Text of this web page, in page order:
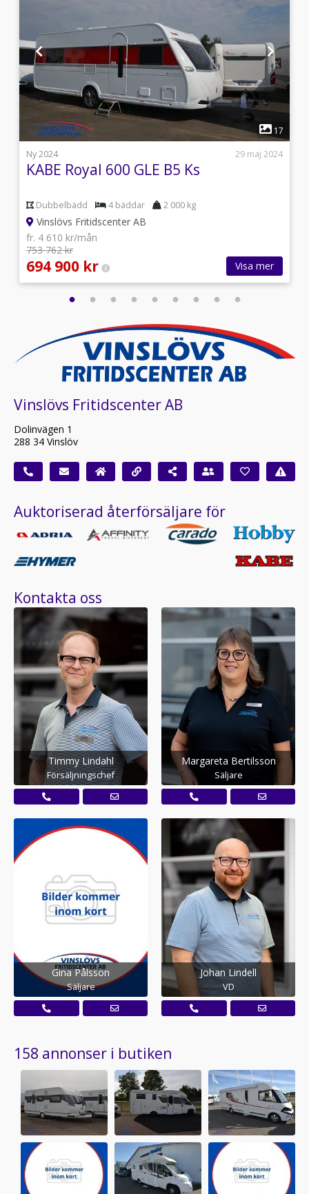
17
Ny 2024
29 maj 2024
KABE Royal 600 GLE B5 Ks
Dubbelbädd 4 bäddar 2 000 kg
Vinslövs Fritidscenter AB
fr. 4 610 kr/mån
753 762 kr
694 900 kr Visa mer
Vinslövs Fritidscenter AB
Dolinvägen 1
288 34 Vinslöv
Auktoriserad återförsäljare för
Kontakta oss
Timmy Lindahl
Försäljningschef
Margareta Bertilsson
Säljare
Gina Pålsson
Säljare
Johan Lindell
VD
158 annonser i butiken